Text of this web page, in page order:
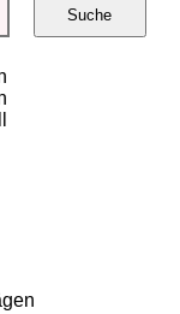
Suche